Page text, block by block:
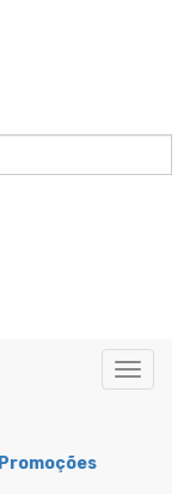
Promoções